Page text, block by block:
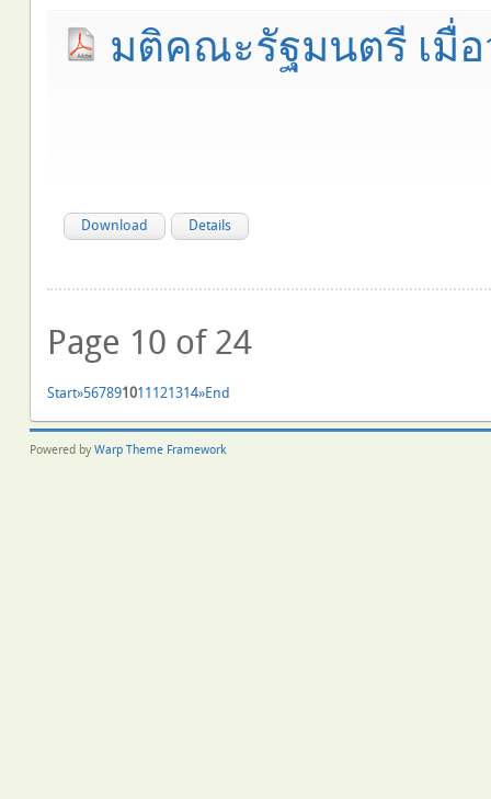
มติคณะรัฐมนตรี เมื่
Download Details
Page 10 of 24
Start»567891011 121314»End
Powered by Warp Theme Framework